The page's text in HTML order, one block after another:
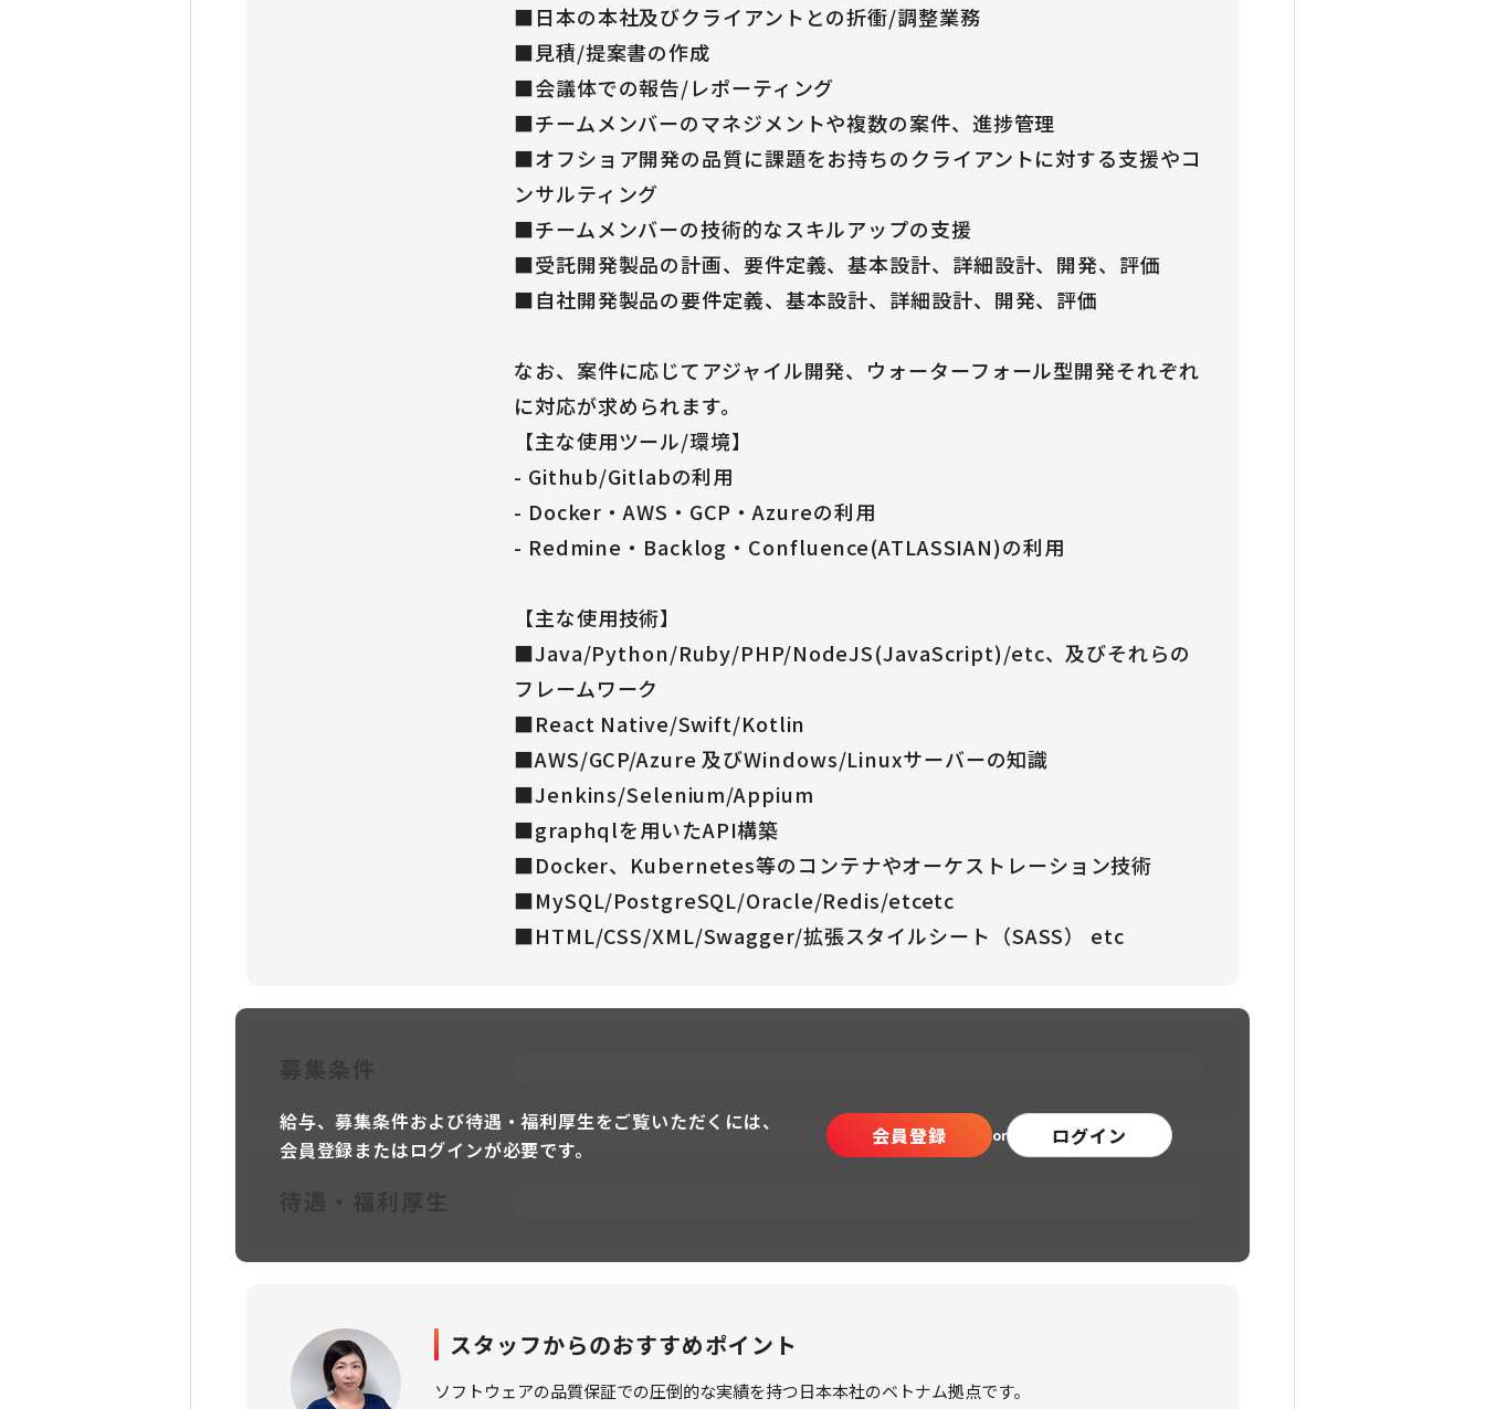
■日本の本社及びクライアントとの折衝/調整業務
■見積/提案書の作成
■会議体での報告/レポーティング
■チームメンバーのマネジメントや複数の案件、進捗管理
■オフショア開発の品質に課題をお持ちのクライアントに対する支援やコ
ンサルティング
■チームメンバーの技術的なスキルアップの支援
■受託開発製品の計画、要件定義、基本設計、詳細設計、開発、評価
■自社開発製品の要件定義、基本設計、詳細設計、開発、評価
なお、案件に応じてアジャイル開発、ウォーターフォール型開発それぞれ
に対応が求められます。
【主な使用ツール/環境】
- Github/Gitlabの利用
- Docker・AWS・GCP・Azureの利用
- Redmine・Backlog・Confluence(ATLASSIAN)の利用
【主な使用技術】
■Java/Python/Ruby/PHP/NodeJS(JavaScript)/etc、及びそれらの
フレームワーク
■React Native/Swift/Kotlin
■AWS/GCP/Azure 及びWindows/Linuxサーバーの知識
■Jenkins/Selenium/Appium
■graphqlを用いたAPI構築
■Docker、Kubernetes等のコンテナやオーケストレーション技術
■MySQL/PostgreSQL/Oracle/Redis/etcetc
■HTML/CSS/XML/Swagger/拡張スタイルシート（SASS） etc
給与、募集条件および待遇・福利厚生をご覧いただくには、
会員登録またはログインが必要です。
会員登録 or ログイン
スタッフからのおすすめポイント
ソフトウェアの品質保証での圧倒的な実績を持つ日本本社のベトナム拠点です。